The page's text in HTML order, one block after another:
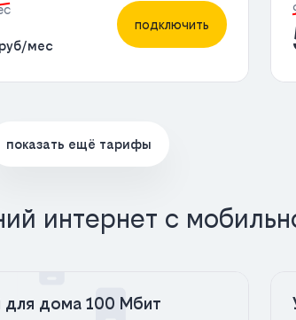
руб/мес
подключить
показать ещё тарифы
интернет с
для дома 100 Мбит